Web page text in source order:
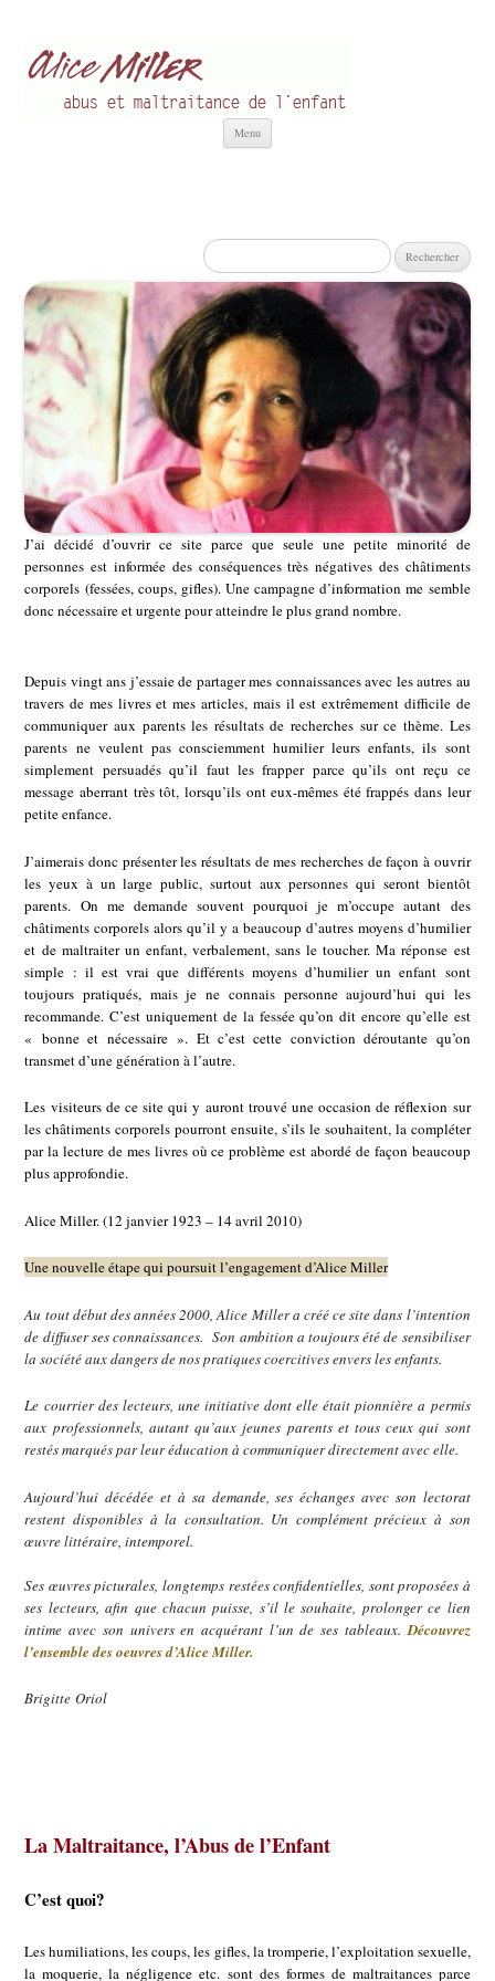
Menu
Rechercher :
J’ai décidé d’ouvrir ce site parce que seule une petite minorité de
personnes est informée des conséquences très négatives des châtiments
corporels (fessées, coups, gifles). Une campagne d’information me semble
donc nécessaire et urgente pour atteindre le plus grand nombre.
Depuis vingt ans j’essaie de partager mes connaissances avec les autres au
travers de mes livres et mes articles, mais il est extrêmement difficile de
communiquer aux parents les résultats de recherches sur ce thème. Les
parents ne veulent pas consciemment humilier leurs enfants, ils sont
simplement persuadés qu’il faut les frapper parce qu’ils ont reçu ce
message aberrant très tôt, lorsqu’ils ont eux-mêmes été frappés dans leur
petite enfance.
J’aimerais donc présenter les résultats de mes recherches de façon à ouvrir
les yeux à un large public, surtout aux personnes qui seront bientôt
parents. On me demande souvent pourquoi je m’occupe autant des
châtiments corporels alors qu’il y a beaucoup d’autres moyens d’humilier
et de maltraiter un enfant, verbalement, sans le toucher. Ma réponse est
simple : il est vrai que différents moyens d’humilier un enfant sont
toujours pratiqués, mais je ne connais personne aujourd’hui qui les
recommande. C’est uniquement de la fessée qu’on dit encore qu’elle est
« bonne et nécessaire ». Et c’est cette conviction déroutante qu’on
transmet d’une génération à l’autre.
Les visiteurs de ce site qui y auront trouvé une occasion de réflexion sur
les châtiments corporels pourront ensuite, s’ils le souhaitent, la compléter
par la lecture de mes livres où ce problème est abordé de façon beaucoup
plus approfondie.
Alice Miller. (12 janvier 1923 – 14 avril 2010)
Une nouvelle étape qui poursuit l’engagement d’Alice Miller
Au tout début des années 2000, Alice Miller a créé ce site dans l’intention
de diffuser ses connaissances. Son ambition a toujours été de sensibiliser
la société aux dangers de nos pratiques coercitives envers les enfants.
Le courrier des lecteurs, une initiative dont elle était pionnière a permis
aux professionnels, autant qu’aux jeunes parents et tous ceux qui sont
restés marqués par leur éducation à communiquer directement avec elle.
Aujourd’hui décédée et à sa demande, ses échanges avec son lectorat
restent disponibles à la consultation. Un complément précieux à son
œuvre littéraire, intemporel.
Ses œuvres picturales, longtemps restées confidentielles, sont proposées à
ses lecteurs, afin que chacun puisse, s’il le souhaite, prolonger ce lien
intime avec son univers en acquérant l’un de ses tableaux.Découvrez
l’ensemble des oeuvres d’Alice Miller.
Brigitte Oriol
La Maltraitance, l’Abus de l’Enfant
C’est quoi?
Les humiliations, les coups, les gifles, la tromperie, l’exploitation sexuelle,
la moquerie, la négligence etc. sont des formes de maltraitances parce